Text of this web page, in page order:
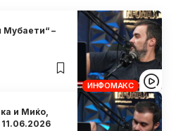
ИНФОМАКС
Мубаети“ –
и Миќо,
11.06.2026